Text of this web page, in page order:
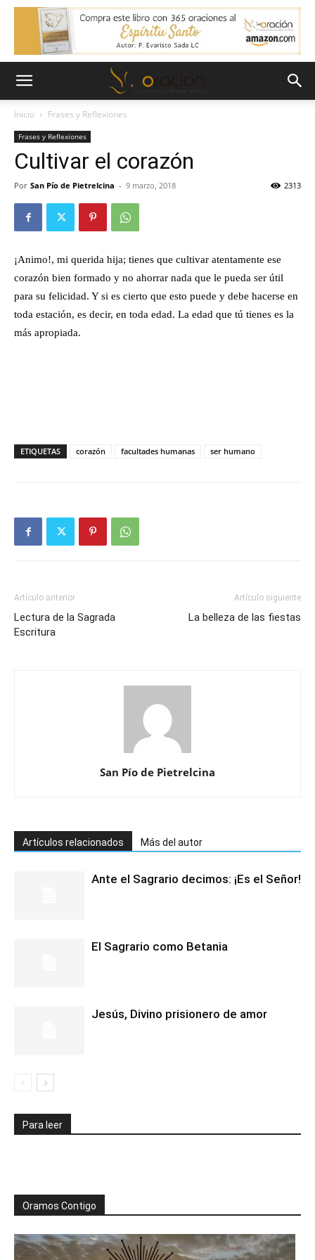
Inicio Frases y Reflexiones
Frases y Reflexiones
Cultivar el corazón
Por San Pío de Pietrelcina - 9 marzo, 2018 2313
¡Animo!, mi querida hija; tienes que cultivar atentamente ese
corazón bien formado y no ahorrar nada que le pueda ser útil
para su felicidad. Y si es cierto que esto puede y debe hacerse en
toda estación, es decir, en toda edad. La edad que tú tienes es la
más apropiada.
ETIQUETAS corazón facultades humanas ser humano
Artículo anterior
Lectura de la Sagrada
Escritura
Artículo siguiente
La belleza de las fiestas
San Pío de Pietrelcina
Artículos relacionados Más del autor
Ante el Sagrario decimos: ¡Es el Señor!
El Sagrario como Betania
Jesús, Divino prisionero de amor
Para leer
Oramos Contigo